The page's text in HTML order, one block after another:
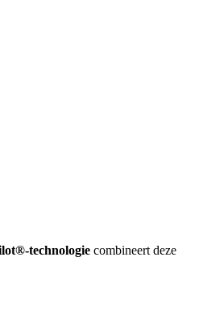
technologie combineert deze